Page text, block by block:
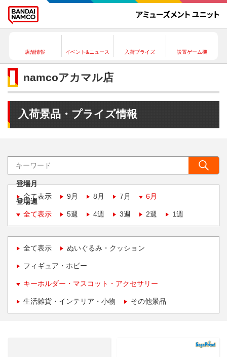
店舗情報 イベント&ニュース 入荷プライズ 設置ゲーム機
namcoアカマル店
入荷景品・プライズ情報
登場月
全て表示
9月 8月 7月 6月
登場週
全て表示
5週 4週 3週 2週 1週
全て表示 ぬいぐるみ・クッション
フィギュア・ホビー
キーホルダー・マスコット・アクセサリー
生活雑貨・インテリア・小物 その他景品